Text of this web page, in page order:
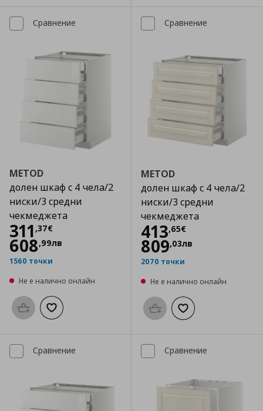
Сравнение
METOD
долен шкаф с 4 чела/2
ниски/3 средни
чекмеджета
311 ,37€
Цена
608,99лв
1560 точки
Не е налично онлайн
Προσθήκη στο καλάθι
Добави към списъка с любими
Сравнение
METOD
долен шкаф с 4 чела/2
ниски/3 средни
чекмеджета
413,65€
Цена
809,03лв
2070 точки
Не е налично онлайн
Προσθήκη στο καλάθι
Добави към
Сравнение Сравнение